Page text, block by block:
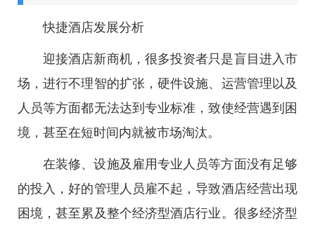
快捷酒店发展分析
迎接酒店新商机，很多投资者只是盲目进入市
场，进行不理智的扩张，硬件设施、运营管理以及
人员等方面都无法达到专业标准，致使经营遇到困
境，甚至在短时间内就被市场淘汰。
在装修、设施及雇用专业人员等方面没有足够
的投入，好的管理人员雇不起，导致酒店经营出现
困境，甚至累及整个经济型酒店行业。很多经济型